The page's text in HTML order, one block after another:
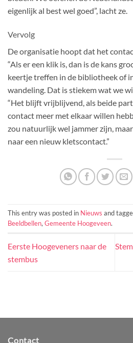
eigenlijk al best wel goed”, lacht ze.
Vervolg
De organisatie hoopt dat het
“Als er een klik is, dan is de kans
keertje treffen in de bibliotheek of
wandeling. Dat is stiekem wat we
“Het blijft vrijblijvend, als beide
contact meer met elkaar willen
zou natuurlijk wel jammer zijn,
naar een nieuw kletscontact.”
This entry was posted in Nieuws and
Beeldbellen, Gemeente Hoogeveen.
Eerste Hoogeveners naar de
stembus
Contact